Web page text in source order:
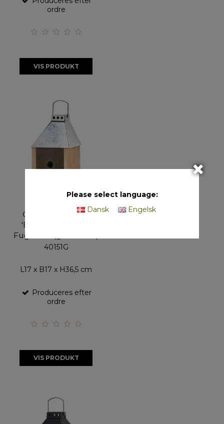
ordre
VIS PRODUKT
Galvaniseret Mini
'Birdy Sleep Wall'
Fuglehus (genb. træ)
40151G
L17 x B17 x H36,5 cm
Produceres efter
ordre
VIS PRODUKT
Please select language:
Dansk
Engelsk